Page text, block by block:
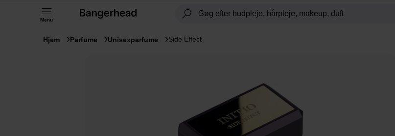
Menu
Hjem Parfume Unisexparfume Side Effect